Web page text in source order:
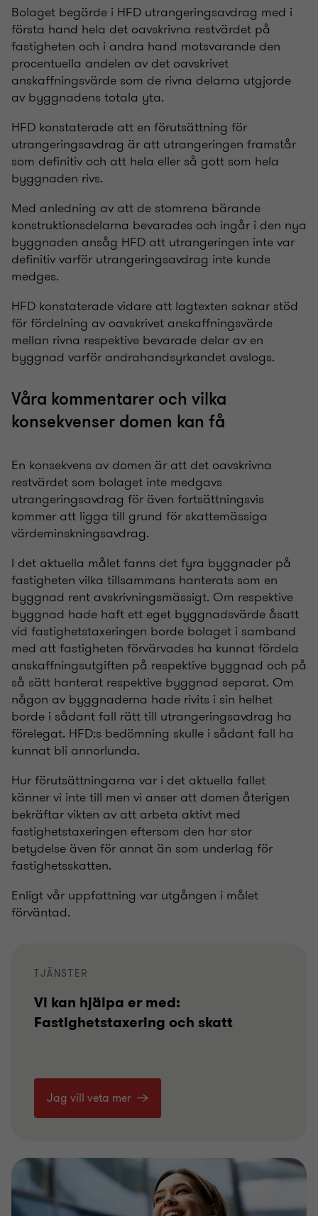
Bolaget begärde i HFD utrangeringsavdrag med i
första hand hela det oavskrivna restvärdet på
fastigheten och i andra hand motsvarande den
procentuella andelen av det oavskrivet
anskaffningsvärde som de rivna delarna utgjorde
av byggnadens totala yta.
HFD konstaterade att en förutsättning för
utrangeringsavdrag är att utrangeringen framstår
som definitiv och att hela eller så gott som hela
byggnaden rivs.
Med anledning av att de stomrena bärande
konstruktionsdelarna bevarades och ingår i den nya
byggnaden ansåg HFD att utrangeringen inte var
definitiv varför utrangeringsavdrag inte kunde
medges.
HFD konstaterade vidare att lagtexten saknar stöd
för fördelning av oavskrivet anskaffningsvärde
mellan rivna respektive bevarade delar av en
byggnad varför andrahandsyrkandet avslogs.
Våra kommentarer och vilka
konsekvenser domen kan få
En konsekvens av domen är att det oavskrivna
restvärdet som bolaget inte medgavs
utrangeringsavdrag för även fortsättningsvis
kommer att ligga till grund för skattemässiga
värdeminskningsavdrag.
I det aktuella målet fanns det fyra byggnader på
fastigheten vilka tillsammans hanterats som en
byggnad rent avskrivningsmässigt. Om respektive
byggnad hade haft ett eget byggnadsvärde åsatt
vid fastighetstaxeringen borde bolaget i samband
med att fastigheten förvärvades ha kunnat fördela
anskaffningsutgiften på respektive byggnad och på
så sätt hanterat respektive byggnad separat. Om
någon av byggnaderna hade rivits i sin helhet
borde i sådant fall rätt till utrangeringsavdrag ha
förelegat. HFD:s bedömning skulle i sådant fall ha
kunnat bli annorlunda.
Hur förutsättningarna var i det aktuella fallet
känner vi inte till men vi anser att domen återigen
bekräftar vikten av att arbeta aktivt med
fastighetstaxeringen eftersom den har stor
betydelse även för annat än som underlag för
fastighetsskatten.
Enligt vår uppfattning var utgången i målet
förväntad.
TJÄNSTER
Vi kan hjälpa er med:
Fastighetstaxering och skatt
Jag vill veta mer